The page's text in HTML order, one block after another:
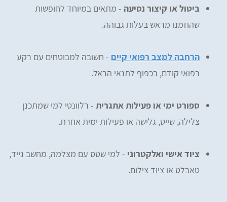
ביטול או קיצור נסיעה - מתאים במיוחד לחופשות
שהוזמנו מראש בעלות גבוהה.
הרחבה למצב רפואי קיים - חשובה למבוטחים עם רקע
רפואי קודם, בכפוף לתנאי הראל.
ספורט ימי או פעילות אתגרית - רלוונטי למי שמתכנן
צלילה, שייט, גלישה או פעילות ימית אחרת.
ציוד אישי ואלקטרוני - למי שטס עם מצלמה, מחשב נייד,
טאבלט או ציוד צילום.